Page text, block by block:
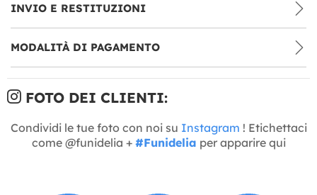
INVIO E RESTITUZIONI
MODALITÀ DI PAGAMENTO
FOTO DEI CLIENTI:
Condividi le tue foto con noi su Instagram ! Etichettaci
come @funidelia + #Funidelia per apparire qui